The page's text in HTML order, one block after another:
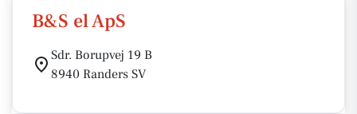
B&S el ApS
Sdr. Borupvej 19 B
8940 Randers SV